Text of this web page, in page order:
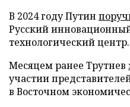
В 2024 году Путин
Русский
технологический центр.
Месяцем ранее Трутнев
участии
в Восточном